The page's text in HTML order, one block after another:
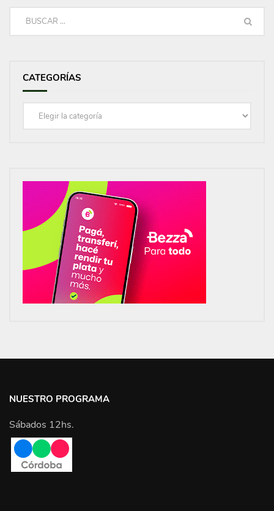
CATEGORÍAS
Categorías
NUESTRO PROGRAMA
Sábados 12hs.